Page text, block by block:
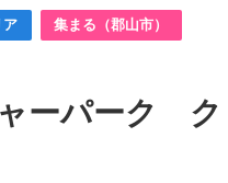
ア 集まる（郡山市）
ーパーク ク